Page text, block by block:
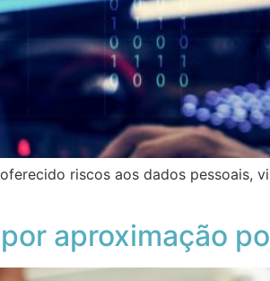
riscos aos dados pessoais,
aproximação